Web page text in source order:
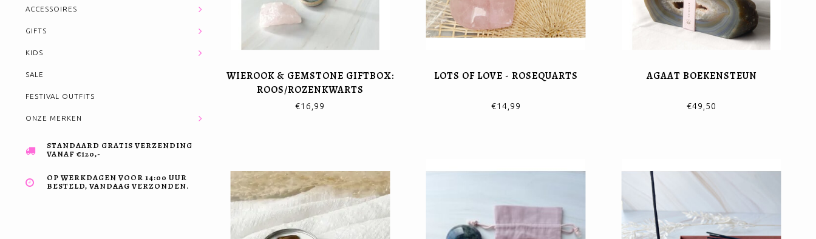
ACCESSOIRES
GIFTS
KIDS
SALE
FESTIVAL OUTFITS
ONZE MERKEN
STANDAARD GRATIS VERZENDING
VANAF €120,-
OP WERKDAGEN VOOR 14:00 UUR
BESTELD, VANDAAG VERZONDEN.
WIEROOK & GEMSTONE GIFTBOX:
ROOS/ROZENKWARTS
€16,99
LOTS OF LOVE - ROSEQUARTS
€14,99
AGAAT BOEKENSTEUN
€49,50